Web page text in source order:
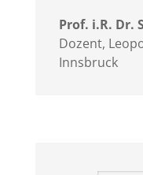
Prof. i.R. Dr.
Dozent,
Innsbruck